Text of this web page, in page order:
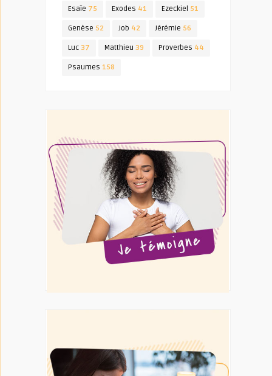
Esaïe 75 Exodes 41 Ezeckiel 51
Genèse 52 Job 42 Jérémie 56
Luc 37 Matthieu 39 Proverbes 44
Psaumes 158